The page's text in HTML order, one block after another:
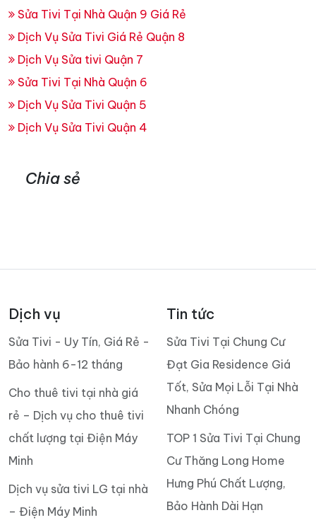
Sửa Tivi Tại Nhà Quận 9 Giá Rẻ
Dịch Vụ Sửa Tivi Giá Rẻ Quận 8
Dịch Vụ Sửa tivi Quận 7
Sửa Tivi Tại Nhà Quận 6
Dịch Vụ Sửa Tivi Quận 5
Dịch Vụ Sửa Tivi Quận 4
Chia sẻ
Dịch vụ
Sửa Tivi - Uy Tín, Giá Rẻ -
Bảo hành 6-12 tháng
Cho thuê tivi tại nhà giá
rẻ – Dịch vụ cho thuê tivi
chất lượng tại Điện Máy
Minh
Dịch vụ sửa tivi LG tại nhà
– Điện Máy Minh
Tin tức
Sửa Tivi Tại Chung Cư
Đạt Gia Residence Giá
Tốt, Sửa Mọi Lỗi Tại Nhà
Nhanh Chóng
TOP 1 Sửa Tivi Tại Chung
Cư Thăng Long Home
Hưng Phú Chất Lượng,
Bảo Hành Dài Hạn